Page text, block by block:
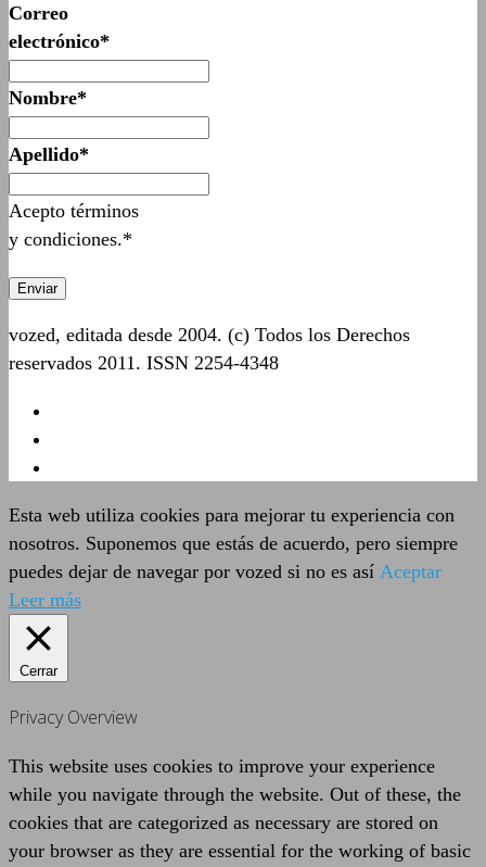
Correo
electrónico*
Nombre*
Apellido*
Acepto términos
y condiciones.*
vozed, editada desde 2004. (c) Todos los Derechos
reservados 2011. ISSN 2254-4348
Esta web utiliza cookies para mejorar tu experiencia con
nosotros. Suponemos que estás de acuerdo, pero siempre
puedes dejar de navegar por vozed si no es así Aceptar
Leer más
Cerrar
Privacy Overview
This website uses cookies to improve your experience
while you navigate through the website. Out of these, the
cookies that are categorized as necessary are stored on
your browser as they are essential for the working of basic